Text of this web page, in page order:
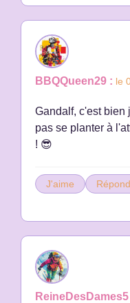
BBQQueen29 : le
Gandalf, c'est bien
pas se planter à
! 😎
J'aime
ReineDesDames5